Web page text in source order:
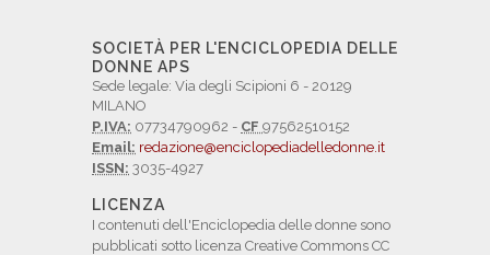
SOCIETÀ PER L'ENCICLOPEDIA DELLE
DONNE APS
Sede legale: Via degli Scipioni 6 - 20129
MILANO
P.IVA: 07734790962 - CF 97562510152
Email: redazione@enciclopediadelledonne.it
ISSN: 3035-4927
LICENZA
I contenuti dell'Enciclopedia delle donne sono
pubblicati sotto licenza Creative Commons CC